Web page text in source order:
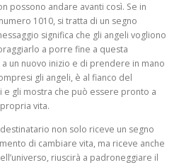
possono andare avanti così. Se in
1010, si tratta di un segno
significa che gli angeli vogliono
a porre fine a questa
un nuovo inizio e di prendere in mano
gli angeli, è al fianco del
gli mostra che può essere pronto a
vita.
non solo riceve un segno
di cambiare vita, ma riceve anche
riuscirà a padroneggiare il